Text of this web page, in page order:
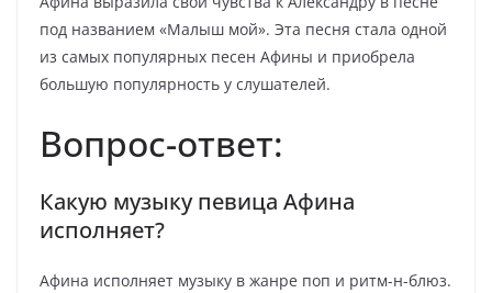
под названием «Малыш мой». Эта песня стала одной
из самых популярных песен Афины и приобрела
большую популярность у слушателей.
Вопрос-ответ:
Какую музыку певица Афина
исполняет?
Афина исполняет музыку в жанре поп и ритм-н-блюз.